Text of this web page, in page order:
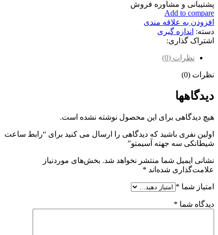
پشتیبانی و مشاوره فروش
Add to compare
افزودن به علاقه مندی
دسته: اندازه گیری
اشتراک گذاری:
نظرات (0)
نظرات (0)
دیدگاهها
هیچ دیدگاهی برای این محصول نوشته نشده است.
اولین نفری باشید که دیدگاهی را ارسال می کنید برای “رابط ساعت
شیطانکی سه جهته آسیمتو”
نشانی ایمیل شما منتشر نخواهد شد. بخش‌های موردنیاز
علامت‌گذاری شده‌اند *
امتیاز شما *
دیدگاه شما *